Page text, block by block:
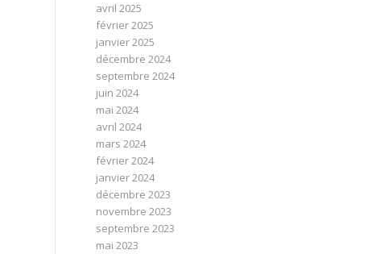
avril 2025
février 2025
janvier 2025
décembre 2024
septembre 2024
juin 2024
mai 2024
avril 2024
mars 2024
février 2024
janvier 2024
décembre 2023
novembre 2023
septembre 2023
mai 2023